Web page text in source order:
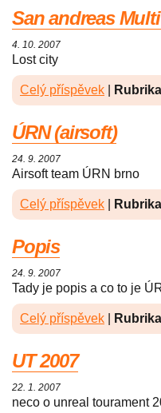
San andreas
4. 10. 2007
Lost city
Celý příspěvek
ÚRN (airsoft)
24. 9. 2007
Airsoft team ÚRN brno
Celý příspěvek
Popis
24. 9. 2007
Tady je popis a co to je
Celý příspěvek
UT 2007
22. 1. 2007
neco o unreal tourament